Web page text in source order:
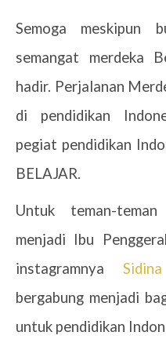
Semoga meskipun
semangat merdeka
hadir. Perjalanan
di pendidikan
pegiat pendidikan
BELAJAR.
Untuk teman-
menjadi Ibu
instagramnya
bergabung menjadi
untuk pendidikan